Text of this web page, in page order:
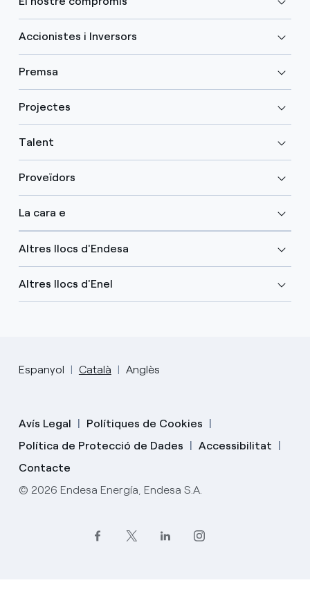
Accionistes i Inversors
Premsa
Projectes
Talent
Proveïdors
La cara e
Altres llocs d'Endesa
Altres llocs d'Enel
Espanyol Català Anglès
Avís Legal
Polítiques de Cookies
Política de Protecció de Dades
Accessibilitat
Contacte
© 2026 Endesa Energía, Endesa S.A.